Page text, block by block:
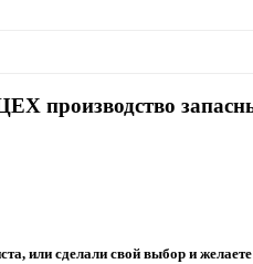
производство
или сделали свой выбор и